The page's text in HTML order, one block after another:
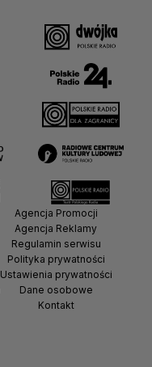
Agencja Promocji
Agencja Reklamy
Regulamin serwisu
Polityka prywatności
Ustawienia prywatności
Dane osobowe
Kontakt